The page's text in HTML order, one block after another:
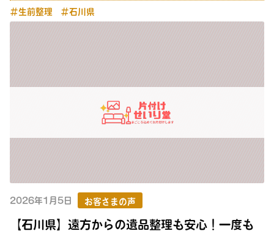
＃生前整理 ＃石川県
2026年1月5日 お客さまの声
【石川県】遠方からの遺品整理も安心！一度も